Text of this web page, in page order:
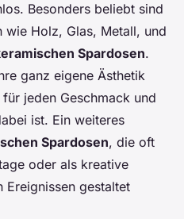
Besonders beliebt sind
wie Holz, Glas, Metall, und
Spardosen.
ganz eigene Ästhetik
jeden Geschmack und
ist. Ein weiteres
Spardosen, die oft
oder als kreative
Ereignissen gestaltet